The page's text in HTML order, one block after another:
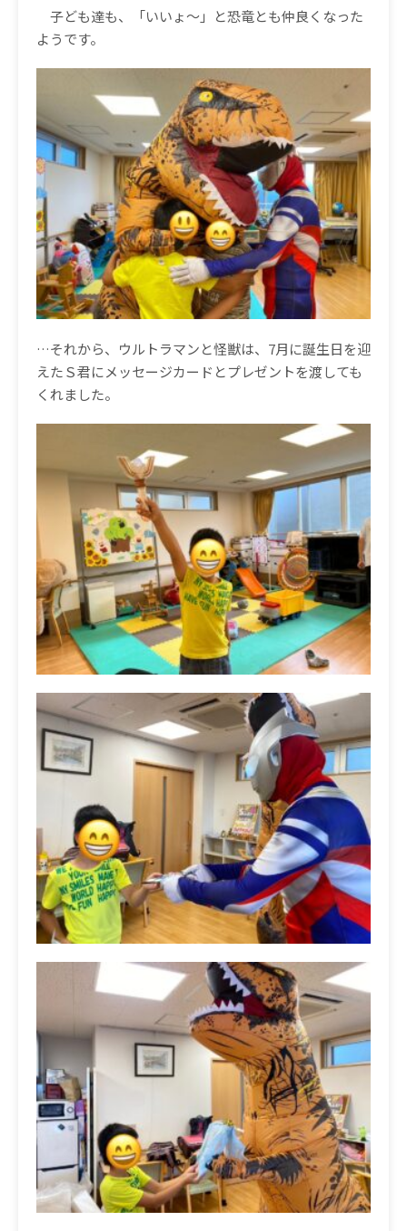
子ども達も、「いいょ〜」と恐竜とも仲良くなった
ようです。
…それから、ウルトラマンと怪獣は、 7月に誕生日を迎
えたＳ君にメッセージカードとプレゼントを渡しても
くれました。